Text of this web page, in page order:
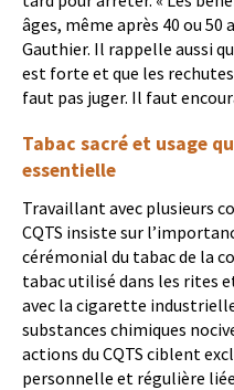
âges, même après 40 ou 50
Gauthier. Il rappelle aussi
est forte et que les
faut pas juger. Il faut
Tabac sacré et usage
essentielle
Travaillant avec plusieurs
CQTS insiste sur
cérémonial du tabac de la
tabac utilisé dans les rites
avec la cigarette
substances chimiques
actions du CQTS ciblent
personnelle et régulière